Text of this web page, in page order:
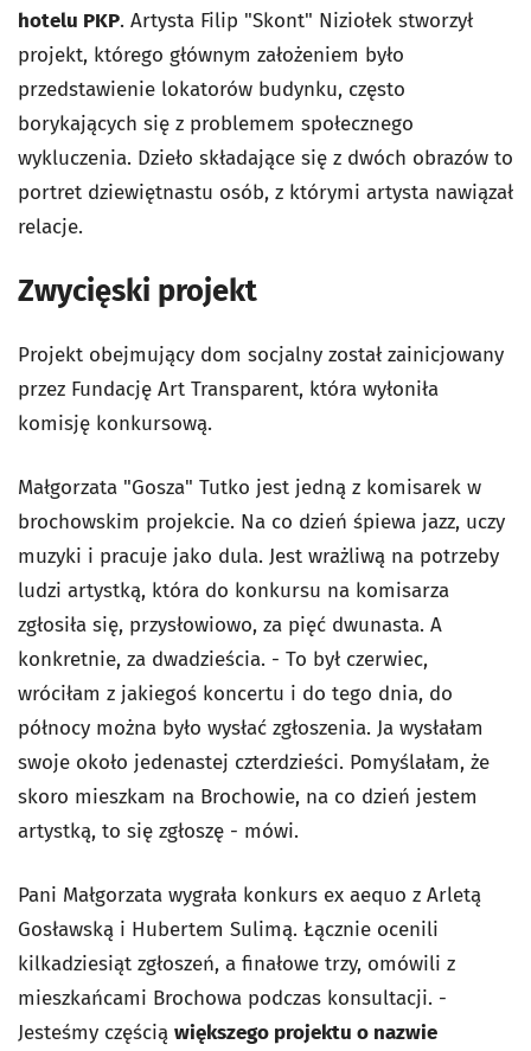
hotelu PKP. Artysta Filip "Skont" Niziołek stworzył
projekt, którego głównym założeniem było
przedstawienie lokatorów budynku, często
borykających się z problemem społecznego
wykluczenia. Dzieło składające się z dwóch obrazów to
portret dziewiętnastu osób, z którymi artysta nawiązał
relacje.
Zwycięski projekt
Projekt obejmujący dom socjalny został zainicjowany
przez Fundację Art Transparent, która wyłoniła
komisję konkursową.
Małgorzata "Gosza" Tutko jest jedną z komisarek w
brochowskim projekcie. Na co dzień śpiewa jazz, uczy
muzyki i pracuje jako dula. Jest wrażliwą na potrzeby
ludzi artystką, która do konkursu na komisarza
zgłosiła się, przysłowiowo, za pięć dwunasta. A
konkretnie, za dwadzieścia. - To był czerwiec,
wróciłam z jakiegoś koncertu i do tego dnia, do
północy można było wysłać zgłoszenia. Ja wysłałam
swoje około jedenastej czterdzieści. Pomyślałam, że
skoro mieszkam na Brochowie, na co dzień jestem
artystką, to się zgłoszę - mówi.
Pani Małgorzata wygrała konkurs ex aequo z Arletą
Gosławską i Hubertem Sulimą. Łącznie ocenili
kilkadziesiąt zgłoszeń, a finałowe trzy, omówili z
mieszkańcami Brochowa podczas konsultacji. -
Jesteśmy częścią większego projektu o nazwie